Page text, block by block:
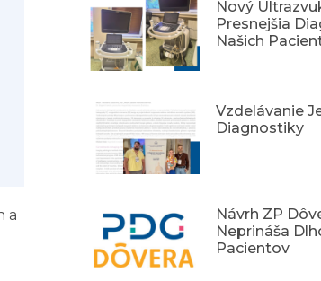
a
Nový
Presnejšia
Našich
Vzdelávanie
Diagnostiky
Návrh ZP
Neprináša
Pacientov